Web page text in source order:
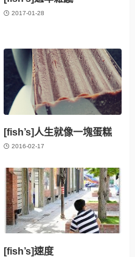
2017-01-28
[fish’s]人生就像一塊蛋糕
2016-02-17
[fish’s]速度